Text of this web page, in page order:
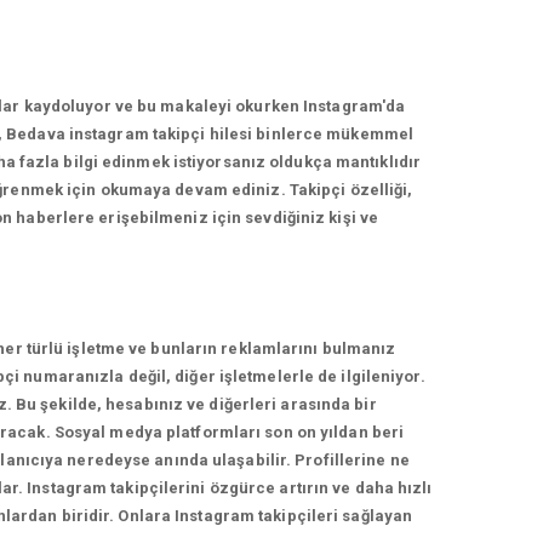
kaydoluyor ve bu makaleyi okurken Instagram'da
instagram takipçi hilesi binlerce mükemmel
fazla bilgi edinmek istiyorsanız oldukça mantıklıdır
için okumaya devam ediniz. Takipçi özelliği,
haberlere erişebilmeniz için sevdiğiniz kişi ve
türlü işletme ve bunların reklamlarını bulmanız
numaranızla değil, diğer işletmelerle de ilgileniyor.
şekilde, hesabınız ve diğerleri arasında bir
Sosyal medya platformları son on yıldan beri
neredeyse anında ulaşabilir. Profillerine ne
Instagram takipçilerini özgürce artırın ve daha hızlı
biridir. Onlara Instagram takipçileri sağlayan